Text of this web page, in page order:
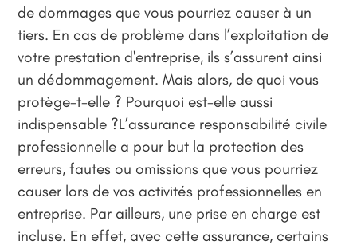
de dommages que vous pourriez causer à un
tiers. En cas de problème dans l’exploitation de
votre prestation d'entreprise, ils s’assurent ainsi
un dédommagement. Mais alors, de quoi vous
protège-t-elle ? Pourquoi est-elle aussi
indispensable ?L’assurance responsabilité civile
professionnelle a pour but la protection des
erreurs, fautes ou omissions que vous pourriez
causer lors de vos activités professionnelles en
entreprise. Par ailleurs, une prise en charge est
incluse. En effet, avec cette assurance, certains